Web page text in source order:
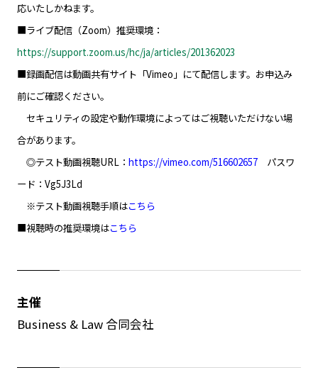
応いたしかねます。
■ライブ配信（Zoom）推奨環境：
https://support.zoom.us/hc/ja/articles/201362023
■録画配信は動画共有サイト「Vimeo」にて配信します。お申込み
前にご確認ください。
セキュリティの設定や動作環境によってはご視聴いただけない場
合があります。
◎テスト動画視聴URL： https://vimeo.com/516602657パスワ
ード：Vg5J3Ld
※テスト動画視聴手順はこちら
■視聴時の推奨環境はこちら
主催
Business & Law 合同会社